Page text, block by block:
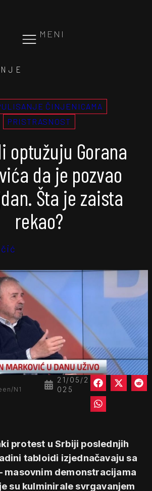
MENI
ČINJENICAMA
PRISTRASNOST
optužuju Gorana
da je pozvao
Šta je zaista
rekao?
21/05/2
025
N1
protest u Srbiji poslednjih
tabloidi izjednačavaju sa
masovnim demonstracijama
su kulminirale svrgavanjem